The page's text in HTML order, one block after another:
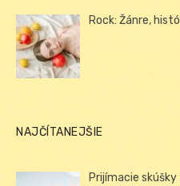
Rock: Žánre,
NAJČÍTANEJŠIE
Prijímacie